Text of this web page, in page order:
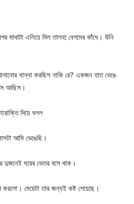
মাথাটা এলিয়ে দিল তালহা বেগমের কাঁধে। উনি
ধান্ধা করছিস নাকি রে? একজন হাত ভেঙে
আছিস।
দিয়ে বলল
আমি ভেঙেছি।
ঘরের ভেতর বসে থাক।
করলো। মেয়েটা তার জন্যই কষ্ট পেয়েছে।